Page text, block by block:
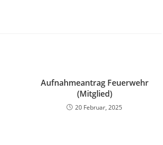
Aufnahmeantrag Feuerwehr
(Mitglied)
20 Februar, 2025